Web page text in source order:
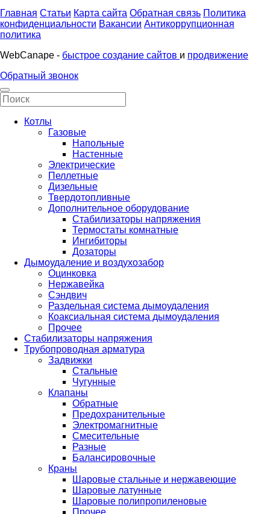
Главная Статьи Карта сайта Обратная связь Политика
конфиденциальности Вакансии Антикоррупционная
политика
WebCanape - быстрое создание сайтов и продвижение
Обратный звонок
Котлы
Газовые
Напольные
Настенные
Электрические
Пеллетные
Дизельные
Твердотопливные
Дополнительное оборудование
Стабилизаторы напряжения
Термостаты комнатные
Ингибиторы
Дозаторы
Дымоудаление и воздухозабор
Оцинковка
Нержавейка
Сэндвич
Раздельная система дымоудаления
Коаксиальная система дымоудаления
Прочее
Стабилизаторы напряжения
Трубопроводная арматура
Задвижки
Стальные
Чугунные
Клапаны
Обратные
Предохранительные
Электромагнитные
Смесительные
Разные
Балансировочные
Краны
Шаровые стальные и нержавеющие
Шаровые латунные
Шаровые полипропиленовые
Прочее